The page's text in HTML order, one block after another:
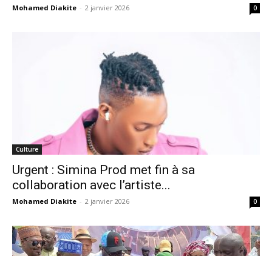
Mohamed Diakite - 2 janvier 2026 0
Culture
Urgent : Simina Prod met fin à sa
collaboration avec l’artiste...
Mohamed Diakite - 2 janvier 2026 0